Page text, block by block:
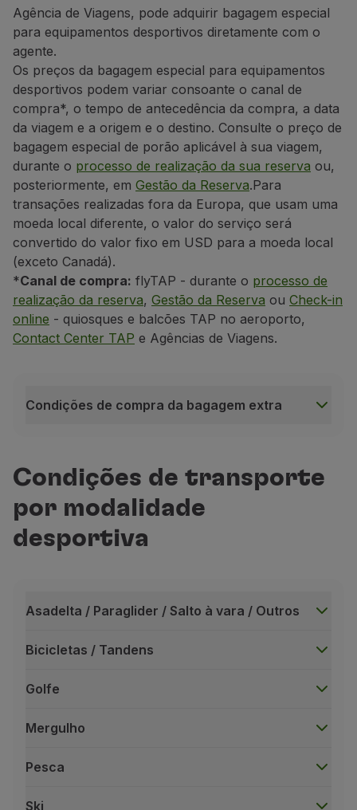
Agência de Viagens, pode adquirir bagagem especial
para equipamentos desportivos diretamente com o
agente.
Os preços da bagagem especial para equipamentos
desportivos podem variar consoante o canal de
compra*, o tempo de antecedência da compra, a data
da viagem e a origem e o destino. Consulte o preço de
bagagem especial de porão aplicável à sua viagem,
durante o processo de realização da sua reserva ou,
posteriormente, em Gestão da Reserva.Para
transações realizadas fora da Europa, que usam uma
moeda local diferente, o valor do serviço será
convertido do valor fixo em USD para a moeda local
(exceto Canadá).
*Canal de compra: flyTAP - durante o processo de
realização da reserva, Gestão da Reserva ou Check-in
online - quiosques e balcões TAP no aeroporto,
Contact Center TAP e Agências de Viagens.
Condições de compra da bagagem extra
O valor deste serviço não é reembolsável, mesmo
Este serviço está disponível apenas em voos
Este serviço está sujeito a disponibilidade;
O pagamento deste serviço extra, com milhas, é
Condições de transporte
por modalidade
desportiva
Asadelta / Paraglider / Salto à vara / Outros
Bicicletas / Tandens
Golfe
Mergulho
Pesca
Ski